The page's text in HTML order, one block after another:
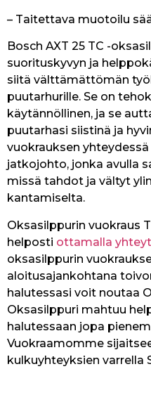
– Taitettava muotoilu
Bosch AXT 25 TC -
suorituskyvyn ja
siitä välttämättömän
puutarhurille. Se on
käytännöllinen, ja se
puutarhasi siistinä ja
vuokrauksen
jatkojohto, jonka avulla
missä tahdot ja vältyt
kantamiselta.
Oksasilppurin vuokraus
helposti ottamalla
oksasilppurin
aloitusajankohtana
halutessasi voit noutaa
Oksasilppuri mahtuu
halutessaan jopa
Vuokraamomme
kulkuyhteyksien varrella